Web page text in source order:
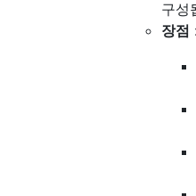
구성
장점